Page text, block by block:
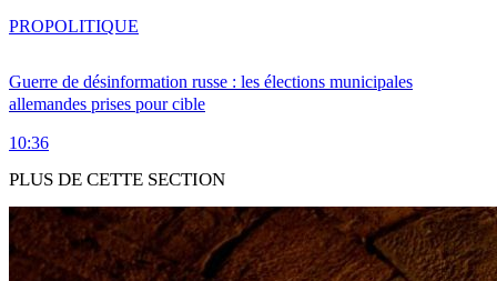
Guerre de désinformation russe : les élections municipales
allemandes prises pour cible
10:36
PROPOLITIQUE
PLUS DE CETTE SECTION